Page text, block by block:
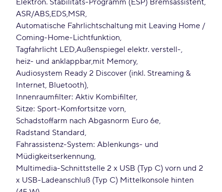
Elektron. Stabilitäts-Programm (ESP) Bremsassistent
ASR/ABS EDS MSR
Automatische Fahrlichtschaltung mit Leaving Home /
Coming-Home-Lichtfunktion
Tagfahrlicht LED Außenspiegel elektr. verstell-
heiz- und anklappbar mit Memory
Audiosystem Ready 2 Discover (inkl. Streaming &
Internet, Bluetooth)
Innenraumfilter: Aktiv Kombifilter
Sitze: Sport-Komfortsitze vorn
Schadstoffarm nach Abgasnorm Euro 6e
Radstand Standard
Fahrassistenz-System: Ablenkungs- und
Müdigkeitserkennung
Multimedia-Schnittstelle 2 x USB (Typ C) vorn und 2
x USB-Ladeanschluß (Typ C) Mittelkonsole hinten